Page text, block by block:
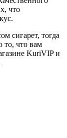
что
сигарет, тогда
то, что вам
KuriVIP и